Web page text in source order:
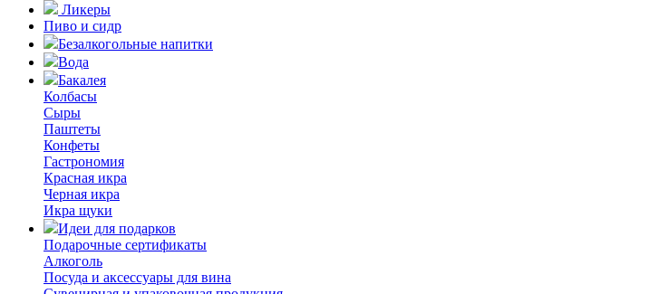
Ликеры
Пиво и сидр
Безалкогольные напитки
Вода
Бакалея
Колбасы
Сыры
Паштеты
Конфеты
Гастрономия
Красная икра
Черная икра
Икра щуки
Идеи для подарков
Подарочные сертификаты
Алкоголь
Посуда и аксессуары для вина